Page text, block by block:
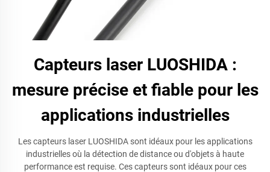
Capteurs laser LUOSHIDA :
mesure précise et fiable pour les
applications industrielles
Les capteurs laser LUOSHIDA sont idéaux pour les applications
industrielles où la détection de distance ou d'objets à haute
performance est requise. Ces capteurs sont idéaux pour ces